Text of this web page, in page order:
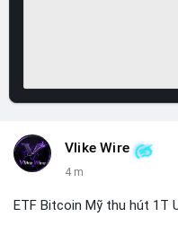
Vlike Wire
4 m
ETF Bitcoin Mỹ thu hút 1T